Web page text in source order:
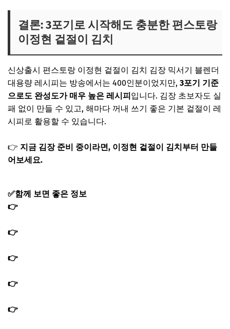
결론: 3포기로 시작해도 충분한 편스토랑
이정현 겉절이 김치
신상출시 편스토랑 이정현 겉절이 김치 김장 믹서기 블렌더
대용량 레시피는 방송에서는 400인분이었지만, 3포기 기준
으로도 완성도가 매우 높은 레시피입니다. 김장 초보자도 실
패 없이 만들 수 있고, 해마다 꺼내 쓰기 좋은 기본 겉절이 레
시피로 활용할 수 있습니다.
👉 지금 김장 준비 중이라면, 이정현 겉절이 김치부터 만들
어보세요.
✅함께 보면 좋은 정보
👉
👉
👉
👉
👉